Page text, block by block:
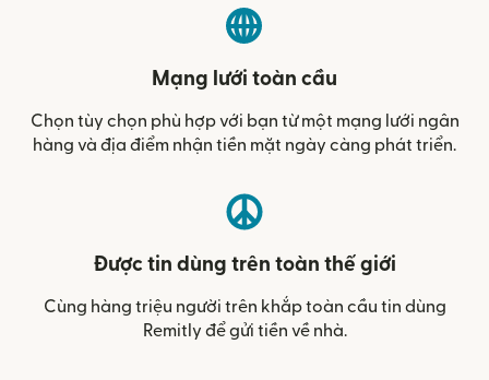
Mạng lưới toàn cầu
Chọn tùy chọn phù hợp với bạn từ một mạng lưới ngân
hàng và địa điểm nhận tiền mặt ngày càng phát triển.
Được tin dùng trên toàn thế giới
Cùng hàng triệu người trên khắp toàn cầu tin dùng
Remitly để gửi tiền về nhà.